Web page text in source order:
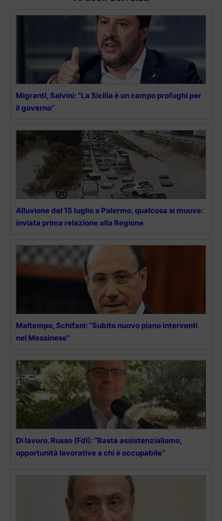
Migranti, Salvini: “La Sicilia è un campo profughi per
il governo”
Alluvione del 15 luglio a Palermo, qualcosa si muove:
inviata prima relazione alla Regione
Maltempo, Schifani: “Subito nuovo piano interventi
nel Messinese”
Dl lavoro. Russo (FdI): “Basta assistenzialismo,
opportunità lavorative a chi è occupabile”